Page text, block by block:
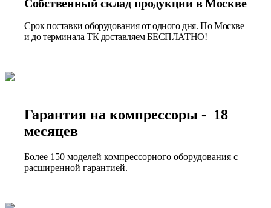
Собственный склад продукции в Москве
Срок поставки оборудования от одного дня. По Москве
и до терминала ТК доставляем БЕСПЛАТНО!
Гарантия на компрессоры - 18
месяцев
Более 150 моделей компрессорного оборудования с
расширенной гарантией.